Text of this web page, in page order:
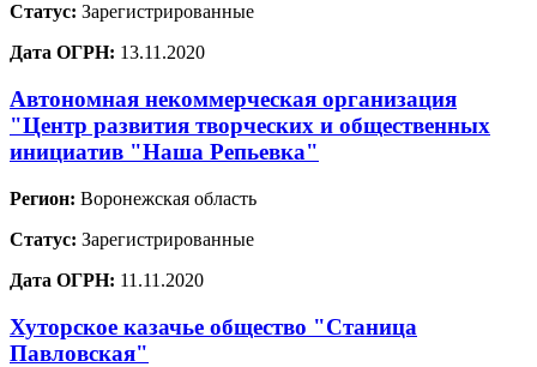
Статус: Зарегистрированные
Дата ОГРН: 13.11.2020
Автономная некоммерческая организация
"Центр развития творческих и общественных
инициатив "Наша Репьевка"
Регион: Воронежская область
Статус: Зарегистрированные
Дата ОГРН: 11.11.2020
Хуторское казачье общество "Станица
Павловская"